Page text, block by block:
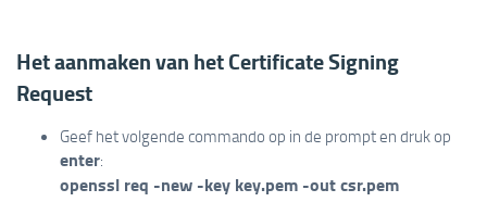
Het aanmaken van het Certificate Signing
Request
Geef het volgende commando op in de prompt en druk op
enter:
openssl req -new -key key.pem -out csr.pem